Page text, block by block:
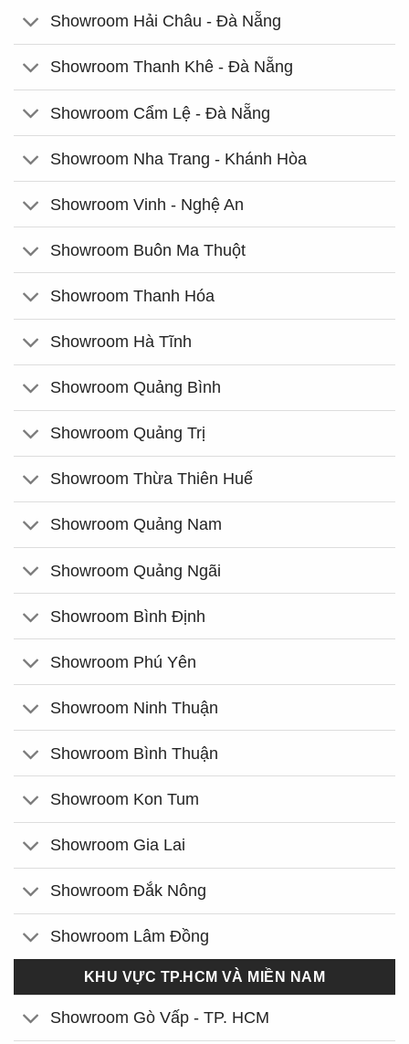
Showroom Hải Châu - Đà Nẵng
Showroom Thanh Khê - Đà Nẵng
Showroom Cẩm Lệ - Đà Nẵng
Showroom Nha Trang - Khánh Hòa
Showroom Vinh - Nghệ An
Showroom Buôn Ma Thuột
Showroom Thanh Hóa
Showroom Hà Tĩnh
Showroom Quảng Bình
Showroom Quảng Trị
Showroom Thừa Thiên Huế
Showroom Quảng Nam
Showroom Quảng Ngãi
Showroom Bình Định
Showroom Phú Yên
Showroom Ninh Thuận
Showroom Bình Thuận
Showroom Kon Tum
Showroom Gia Lai
Showroom Đắk Nông
Showroom Lâm Đồng
KHU VỰC TP.HCM VÀ MIỀN NAM
Showroom Gò Vấp - TP. HCM